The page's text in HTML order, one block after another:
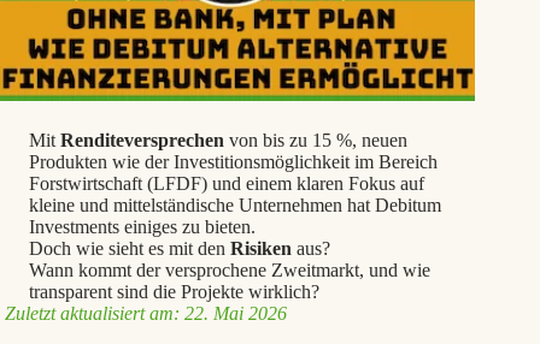
Mit Renditeversprechen von bis zu 15 %, neuen
Produkten wie der Investitionsmöglichkeit im Bereich
Forstwirtschaft (LFDF) und einem klaren Fokus auf
kleine und mittelständische Unternehmen hat Debitum
Investments einiges zu bieten.
Doch wie sieht es mit den Risiken aus?
Wann kommt der versprochene Zweitmarkt, und wie
transparent sind die Projekte wirklich?
Zuletzt aktualisiert am: 22. Mai 2026